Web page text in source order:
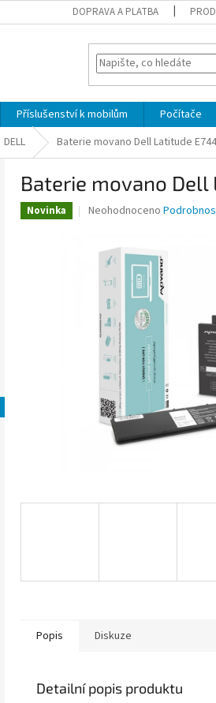
DOPRAVA A PLATBA
Příslušenství k mobilům Počítače
DELL Baterie movano Dell Latitude
Baterie movano Dell
Novinka
Průměrné
hvězdiček.
Neohodnoceno
Popis Diskuze
Detailní popis produktu